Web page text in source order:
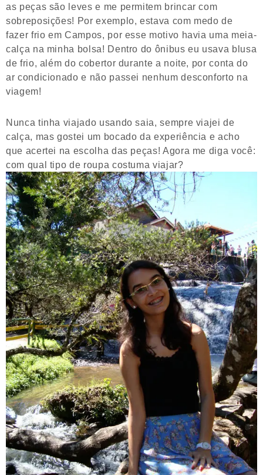
as peças são leves e me permitem brincar com
sobreposições! Por exemplo, estava com medo de
fazer frio em Campos, por esse motivo havia uma meia-
calça na minha bolsa! Dentro do ônibus eu usava blusa
de frio, além do cobertor durante a noite, por conta do
ar condicionado e não passei nenhum desconforto na
viagem!
Nunca tinha viajado usando saia, sempre viajei de
calça, mas gostei um bocado da experiência e acho
que acertei na escolha das peças! Agora me diga você:
com qual tipo de roupa costuma viajar?